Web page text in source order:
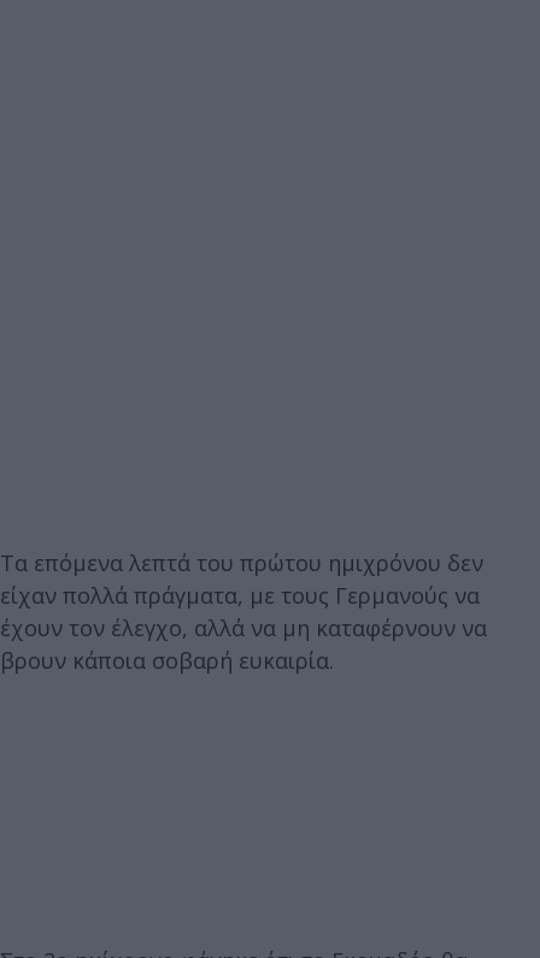
Τα επόμενα λεπτά του πρώτου ημιχρόνου δεν
είχαν πολλά πράγματα, με τους Γερμανούς να
έχουν τον έλεγχο, αλλά να μη καταφέρνουν να
βρουν κάποια σοβαρή ευκαιρία.